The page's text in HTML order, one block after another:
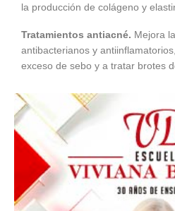
la producción de colágeno y
Tratamientos antiacné. Mejora
antibacterianos y
exceso de sebo y a tratar brotes